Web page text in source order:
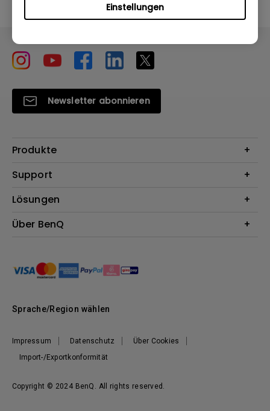
Einstellungen
Newsletter abonnieren
Produkte
Beamer
Lampen
Webcams
Support
Kontakt
Reparaturservice
Onlineshop FAQ
BenQ Blog
Lösungen
Für Unternehmen
Über BenQ
Nachhaltigkeit
Unser Versprechen
Copyright © 2024 BenQ. All rights reserved.
Impressum Datenschutz
Über Cookies
Import-/Exportkonformität
Sprache/Region wählen